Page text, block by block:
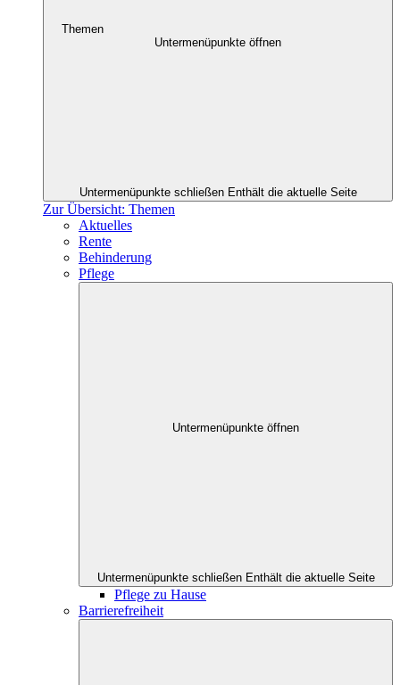
Themen
Untermenüpunkte öffnen
Untermenüpunkte schließen Enthält die aktuelle Seite
Zur Übersicht: Themen
Aktuelles
Rente
Behinderung
Pflege
Untermenüpunkte öffnen
Untermenüpunkte schließen Enthält die aktuelle Seite
Pflege zu Hause
Barrierefreiheit